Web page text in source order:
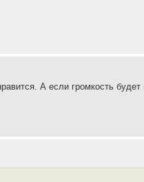
А если громкость